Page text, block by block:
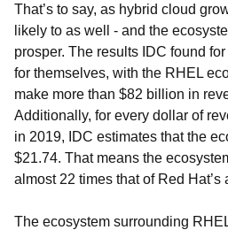
That’s to say, as hybrid cloud
likely to as well - and the
prosper. The results IDC found
for themselves, with the RHEL
make more than $82 billion in
Additionally, for every dollar of
in 2019, IDC estimates that the
$21.74. That means the
almost 22 times that of Red Hat’s
The ecosystem surrounding